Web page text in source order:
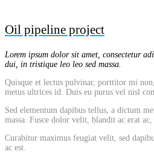
Oil pipeline project
Lorem ipsum dolor sit amet, consectetur
dui, in tristique leo leo sed massa.
Quisque et lectus pulvinar, porttitor mi
metus ultrices id. Duis eu purus vel nisl
Sed elementum dapibus tellus, a dictum
massa. Fusce dolor velit, blandit ac erat
Curabitur maximus feugiat velit, sed
ac est.